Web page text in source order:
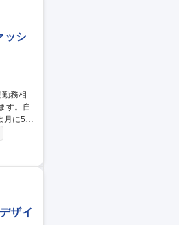
ッシ
月に5～
ウェ
門を
ザイ